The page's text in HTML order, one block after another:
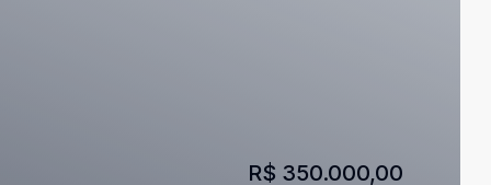
R$ 350.000,00